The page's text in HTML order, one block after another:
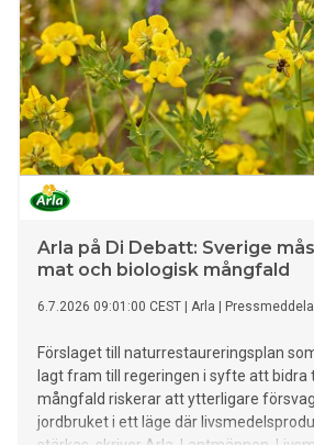
Arla på Di Debatt: Sverige
mat och biologisk mångfald
6.7.2026 09:01:00 CEST Arla
Förslaget till naturrestaureringsplan
lagt fram till regeringen i syfte att bidra
mångfald riskerar att ytterligare
jordbruket i ett läge där